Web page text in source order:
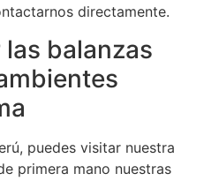
directamente.
balanzas
puedes visitar nuestra
primera mano nuestras